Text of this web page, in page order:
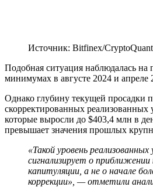
Источник: Bitfinex/
Подобная ситуация наблюдалась
минимумах в августе 2024 и апреле
Однако глубину текущей просадки
скорректированных реализованных
которые выросли до $403,4 млн в
превышает значения прошлых
«Такой уровень
сигнализирует о
капитуляции, а не о начале
коррекции», — отметили